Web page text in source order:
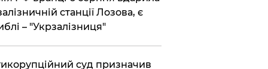
станції Лозова, є
– "Укрзалізниця"
суд призначив